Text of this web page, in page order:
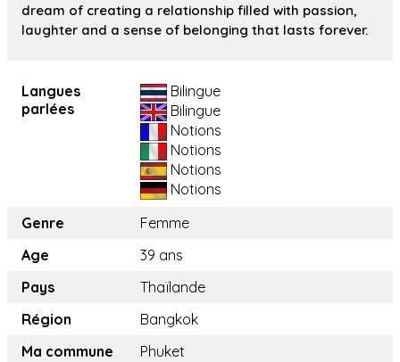
dream of creating a relationship filled with passion,
laughter and a sense of belonging that lasts forever.
Langues
parlées
Bilingue
Bilingue
Notions
Notions
Notions
Notions
Genre
Femme
Age
39 ans
Pays
Thaïlande
Région
Bangkok
Ma commune
Phuket